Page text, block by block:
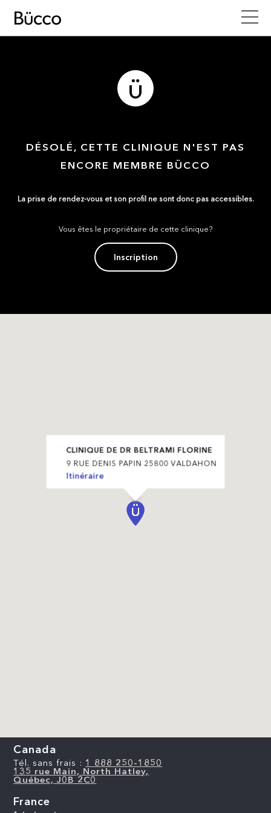
DÉSOLÉ, CETTE CLINIQUE N'EST PAS
ENCORE MEMBRE BÜCCO
La prise de rendez-vous et son profil ne sont donc pas accessibles.
Vous êtes le propriétaire de cette clinique?
Inscription
CLINIQUE DE DR BELTRAMI FLORINE
9 RUE DENIS PAPIN 25800 VALDAHON
Itinéraire
Canada
Tél. sans frais : 1 888 250-1850
135 rue Main, North Hatley,
Québec, J0B 2C0
France